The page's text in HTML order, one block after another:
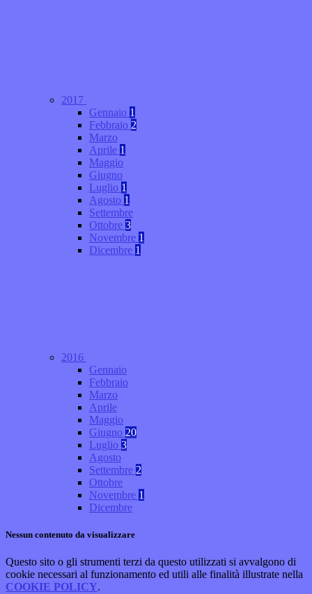
2017
Gennaio 1
Febbraio 2
Marzo
Aprile 1
Maggio
Giugno
Luglio 1
Agosto 1
Settembre
Ottobre 3
Novembre 1
Dicembre 1
2016
Gennaio
Febbraio
Marzo
Aprile
Maggio
Giugno 20
Luglio 3
Agosto
Settembre 2
Ottobre
Novembre 1
Dicembre
Nessun contenuto da visualizzare
Questo sito o gli strumenti terzi da questo utilizzati si avvalgono di
cookie necessari al funzionamento ed utili alle finalità illustrate nella
COOKIE POLICY.